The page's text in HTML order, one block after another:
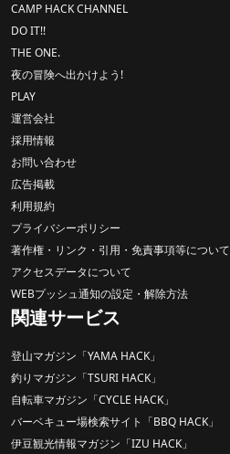
CAMP HACK CHANNEL
DO IT!!
THE ONE.
夜の冒険へ出かけよう!
PLAY
運営会社
採用情報
お問い合わせ
広告掲載
利用規約
プライバシーポリシー
著作権・リンク・引用・免責事項等について
アクセスデータについて
WEBプッシュ通知の設定・解除方法
関連サービス
登山マガジン「YAMA HACK」
釣りマガジン「TSURI HACK」
自転車マガジン「CYCLE HACK」
バーベキュー場検索サイト「BBQ HACK」
伊豆観光情報マガジン「IZU HACK」